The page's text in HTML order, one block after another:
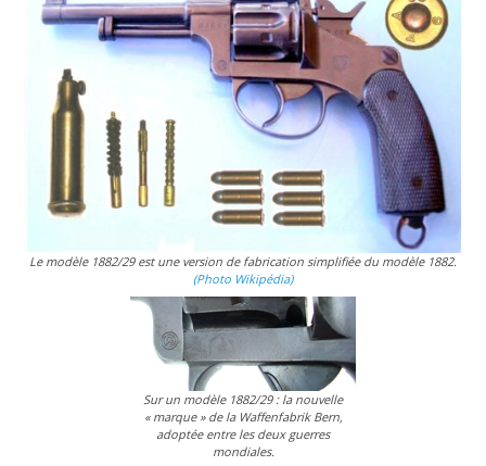
Le modèle 1882/29 est une version de fabrication simplifiée du modèle 1882.
(Photo Wikipédia)
Sur un modèle 1882/29 : la nouvelle
« marque » de la Waffenfabrik Bern,
adoptée entre les deux guerres
mondiales.